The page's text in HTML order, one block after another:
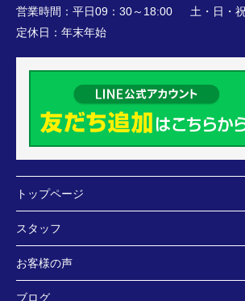
営業時間： 平日09：30～18:00 土・日・
定休日： 年末年始
トップページ
スタッフ
お客様の声
ブログ